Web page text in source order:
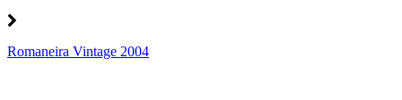
Romaneira Vintage 2004